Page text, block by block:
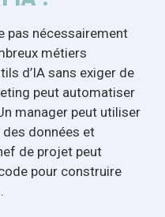
pas nécessairement
métiers
d’IA sans exiger de
peut automatiser
manager peut utiliser
données et
de projet peut
pour construire